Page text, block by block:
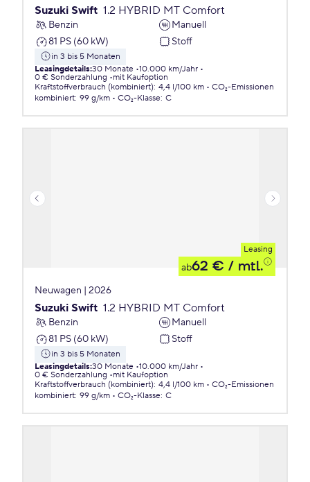
Suzuki Swift 1.2 HYBRID MT Comfort
Benzin
Manuell
81 PS (60 kW)
Stoff
in 3 bis 5 Monaten
Leasingdetails:30 Monate 10.000 km/Jahr
0 € Sonderzahlung
mit Kaufoption
Kraftstoffverbrauch (kombiniert): 4,4 l/100 km
CO₂-Emissionen
kombiniert: 99 g/km CO₂-Klasse: C
Leasing
ab62 € / mtl.
Neuwagen | 2026
Suzuki Swift 1.2 HYBRID MT Comfort
Benzin
Manuell
81 PS (60 kW)
Stoff
in 3 bis 5 Monaten
Leasingdetails:30 Monate 10.000 km/Jahr
0 € Sonderzahlung
mit Kaufoption
Kraftstoffverbrauch (kombiniert): 4,4 l/100 km
CO₂-Emissionen
kombiniert: 99 g/km CO₂-Klasse: C